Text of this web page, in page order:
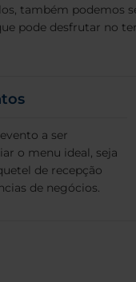
também podemos
pode desfrutar no
a ser
o menu ideal, seja
de recepção
de negócios.